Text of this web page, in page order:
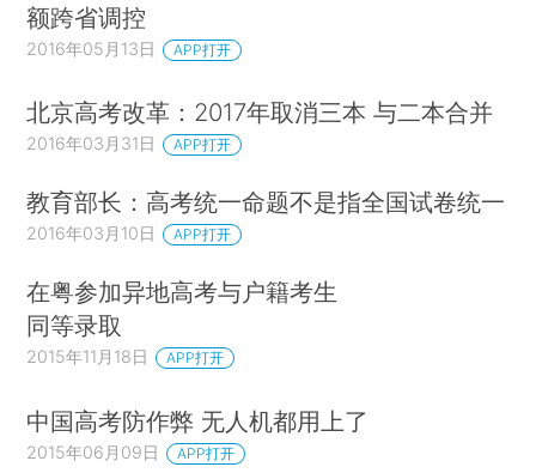
额跨省调控
2016年05月13日 APP打开
北京高考改革：2017年取消三本 与二本合并
2016年03月31日 APP打开
教育部长：高考统一命题不是指全国试卷统一
2016年03月10日 APP打开
在粤参加异地高考与户籍考生
同等录取
2015年11月18日 APP打开
中国高考防作弊 无人机都用上了
2015年06月09日 APP打开